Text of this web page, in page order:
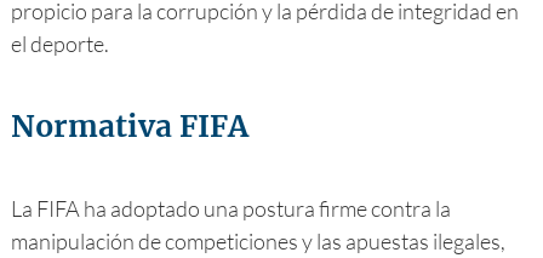
propicio para la corrupción y la pérdida de integridad en
el deporte.
Normativa FIFA
La FIFA ha adoptado una postura firme contra la
manipulación de competiciones y las apuestas ilegales,